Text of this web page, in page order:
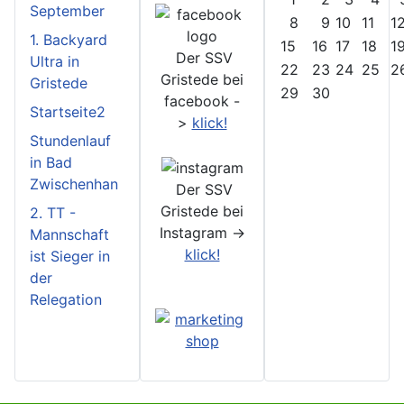
September
1. Backyard
Ultra in
Gristede
Startseite2
Stundenlauf
in Bad
Zwischenhan
2. TT -
Mannschaft
ist Sieger in
der
Relegation
Der SSV
Gristede bei
facebook -
> klick!
Der SSV
Gristede bei
Instagram ->
klick!
8
9 10 11
15
16 17 18
22
23 24 25
29
30